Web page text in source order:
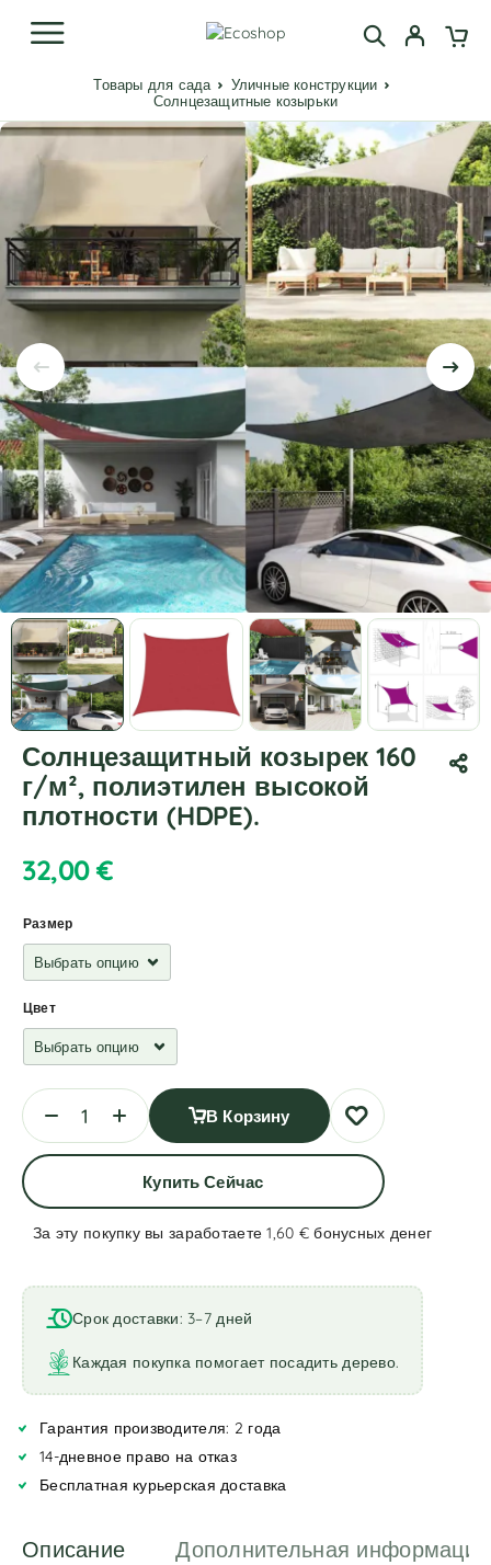
Товары для сада
Уличные конструкции
Солнцезащитные козырьки
Солнцезащитный козырек 160
г/м², полиэтилен высокой
плотности (HDPE).
32,00€
Размер
Цвет
В Корзину
Купить Сейчас
За эту покупку вы заработаете 1,60 €бонусных денег
l
t
e
r
n
t
i
Срок доставки: 3–7 дней
Каждая покупка помогает посадить дерево.
Гарантия производителя: 2 года
14-дневное право на отказ
Бесплатная курьерская доставка
Описание Дополнительная информация